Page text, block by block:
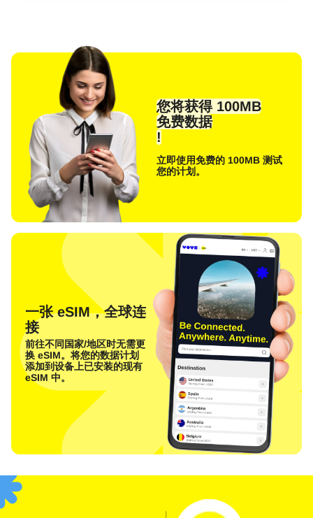
您将获得 100MB
免费数据
!
立即使用免费的 100MB 测试
您的计划。
一张 eSIM，全球连
接
前往不同国家/地区时无需更
换 eSIM。将您的数据计划
添加到设备上已安装的现有
eSIM 中。